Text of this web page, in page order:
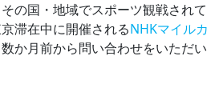
の国・地域でスポーツ観戦されて
滞在中に開催されるNHKマイルカ
か月前から問い合わせをいただい